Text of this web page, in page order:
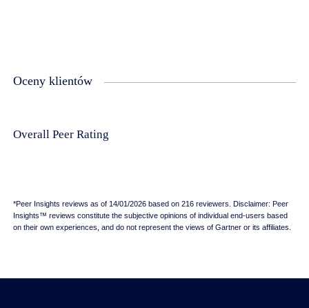
Oceny klientów
Overall Peer Rating
*Peer Insights reviews as of 14/01/2026 based on 216 reviewers. Disclaimer: Peer
Insights™ reviews constitute the subjective opinions of individual end-users based
on their own experiences, and do not represent the views of Gartner or its affiliates.